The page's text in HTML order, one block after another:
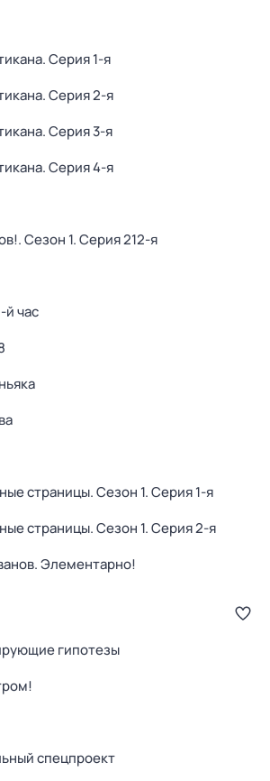
. Серия 1-я
. Серия 2-я
. Серия 3-я
. Серия 4-я
. Сезон 1. Серия 212-я
час
страницы. Сезон 1. Серия 1-я
страницы. Сезон 1. Серия 2-я
Элементарно!
гипотезы
спецпpоeкт